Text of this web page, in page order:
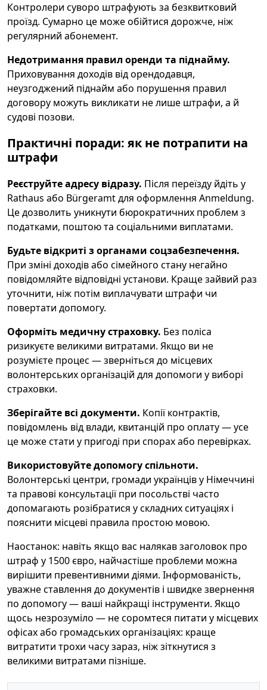
Контролери суворо штрафують за безквитковий
проїзд. Сумарно це може обійтися дорожче, ніж
регулярний абонемент.
Недотримання правил оренди та піднайму.
Приховування доходів від орендодавця,
неузгоджений піднайм або порушення правил
договору можуть викликати не лише штрафи, а й
судові позови.
Практичні поради: як не потрапити на
штрафи
Реєструйте адресу відразу. Після переїзду йдіть у
Rathaus або Bürgeramt для оформлення Anmeldung.
Це дозволить уникнути бюрократичних проблем з
податками, поштою та соціальними виплатами.
Будьте відкриті з органами соцзабезпечення.
При зміні доходів або сімейного стану негайно
повідомляйте відповідні установи. Краще зайвий раз
уточнити, ніж потім виплачувати штрафи чи
повертати допомогу.
Оформіть медичну страховку. Без поліса
ризикуєте великими витратами. Якщо ви не
розумієте процес — зверніться до місцевих
волонтерських організацій для допомоги у виборі
страховки.
Зберігайте всі документи. Копії контрактів,
повідомлень від влади, квитанцій про оплату — усе
це може стати у пригоді при спорах або перевірках.
Використовуйте допомогу спільноти.
Волонтерські центри, громади українців у Німеччині
та правові консультації при посольстві часто
допомагають розібратися у складних ситуаціях і
пояснити місцеві правила простою мовою.
Наостанок: навіть якщо вас налякав заголовок про
штраф у 1500 євро, найчастіше проблеми можна
вирішити превентивними діями. Інформованість,
уважне ставлення до документів і швидке звернення
по допомогу — ваші найкращі інструменти. Якщо
щось незрозуміло — не соромтеся питати у місцевих
офісах або громадських організаціях: краще
витратити трохи часу зараз, ніж зіткнутися з
великими витратами пізніше.